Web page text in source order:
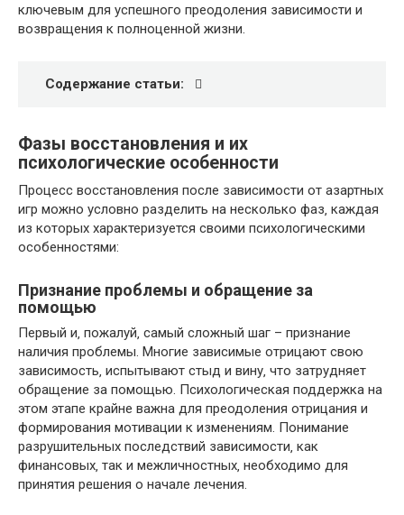
ключевым для успешного преодоления зависимости и
возвращения к полноценной жизни.
Содержание статьи:
Фазы восстановления и их
психологические особенности
Процесс восстановления после зависимости от азартных
игр можно условно разделить на несколько фаз‚ каждая
из которых характеризуется своими психологическими
особенностями:
Признание проблемы и обращение за
помощью
Первый и‚ пожалуй‚ самый сложный шаг – признание
наличия проблемы. Многие зависимые отрицают свою
зависимость‚ испытывают стыд и вину‚ что затрудняет
обращение за помощью. Психологическая поддержка на
этом этапе крайне важна для преодоления отрицания и
формирования мотивации к изменениям. Понимание
разрушительных последствий зависимости‚ как
финансовых‚ так и межличностных‚ необходимо для
принятия решения о начале лечения.